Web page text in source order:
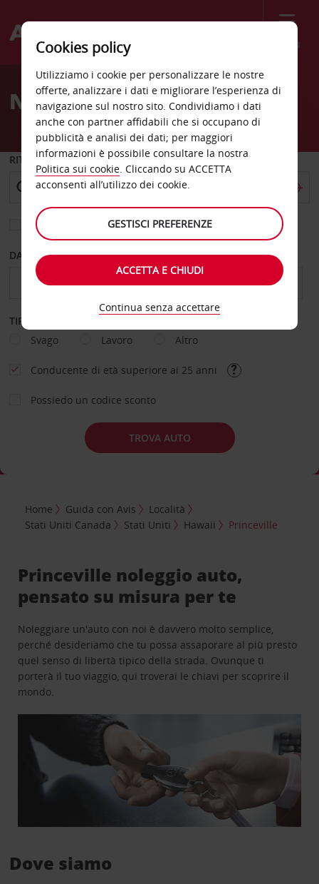
Menù
Welcome
AvisNoleggio auto Princeville
RITIRO DA
Scegli una località di riconsegna diversa
DAL GIORNO AL GIORNO
TIPOLOGIA DI NOLEGGIO
Svago
Lavoro Altro
Conducente di età superiore ai 25 anni
Possiedo un codice sconto
TROVA AUTO
Home Guida con Avis
Località
Stati Uniti Canada
Stati Uniti Hawaii Princeville
Princeville noleggio auto,
pensato su misura per te
Noleggiare un'auto con noi è davvero molto semplice,
perché desideriamo che tu possa assaporare al più presto
quel senso di libertà tipico della strada. Ovunque ti
porterà il tuo viaggio, qui troverai le chiavi per scoprire il
mondo.
Dove siamo
Cookies policy
Utilizziamo i cookie per personalizzare le nostre
offerte, analizzare i dati e migliorare l’esperienza di
navigazione sul nostro sito. Condividiamo i dati
anche con partner affidabili che si occupano di
pubblicità e analisi dei dati; per maggiori
informazioni è possibile consultare la nostra
Politica sui cookie. Cliccando su ACCETTA
acconsenti all’utilizzo dei cookie.
GESTISCI PREFERENZE
ACCETTA E CHIUDI
Continua senza accettare